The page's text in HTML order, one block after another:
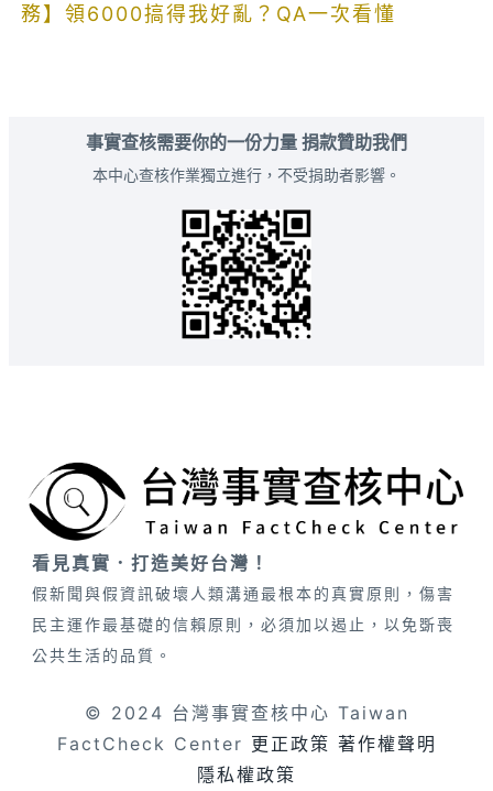
務】領6000搞得我好亂？QA一次看懂
事實查核需要你的一份力量 捐款贊助我們
本中心查核作業獨立進行，不受捐助者影響。
看見真實．打造美好台灣！
假新聞與假資訊破壞人類溝通最根本的真實原則，傷害
民主運作最基礎的信賴原則，必須加以遏止，以免斲喪
公共生活的品質。
© 2024 台灣事實查核中心 Taiwan
FactCheck Center 更正政策 著作權聲明
隱私權政策